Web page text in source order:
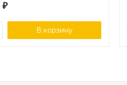
₽
В корзину